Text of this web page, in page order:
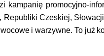
kampanię promocyjno-
Czeskiej,
i warzywne. To już